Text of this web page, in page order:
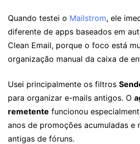
Quando testei o Mailstrom, ele
diferente de apps baseados em
Clean Email, porque o foco está
organização manual da caixa de
Usei principalmente os filtros
para organizar e-mails antigos. O
remetente funcionou
anos de promoções acumuladas e
antigas de fóruns.